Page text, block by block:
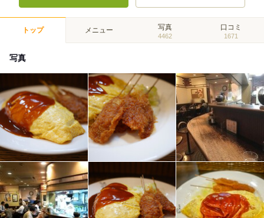
トップ メニュー 写真
4462
口コミ
1671
写真